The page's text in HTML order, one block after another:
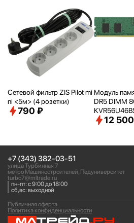
Сетевой фильтр ZIS Pilot mi
ni <5м> (4 розетки)
790 ₽
Модуль
DR5 DIMM
RTL PC5-
12
+7 (343) 382-03-51
улица Турбинная 7
метро Машиностроителей, Педуниверситет
turbo7@mltrade.ru
пн-пт: с 9:00 до 18:00
сб,вс: выходной
Политика конфиденциальности
Публичная оферта